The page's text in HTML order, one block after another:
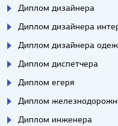
Диплом дизайнера
Диплом дизайнера
Диплом дизайнера
Диплом диспетчера
Диплом егеря
Диплом
Диплом инженера